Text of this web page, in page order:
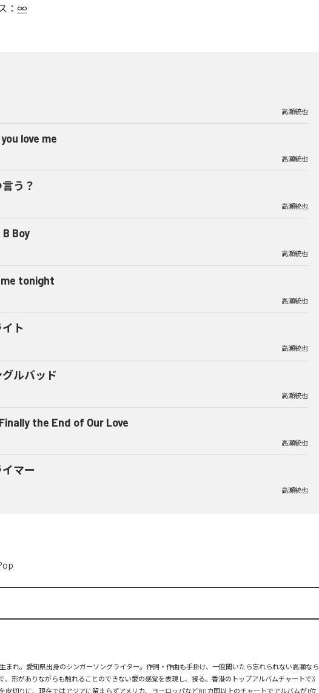
： ∞
高瀬統也
love me
高瀬統也
う？
高瀬統也
B Boy
高瀬統也
me tonight
高瀬統也
ト
高瀬統也
グルバッド
高瀬統也
the End of Our Love
高瀬統也
マー
高瀬統也
まれ。愛知県出身のシンガーソングライター。作詞・作曲も手掛け、一度聞いたら忘れられない高瀬なら
、形がありながらも触れることのできない愛の感覚を表現し、操る。香港のトップアルバムチャートで3
皮切りに、現在ではアジアに留まらずアメリカ、ヨーロッパなど80カ国以上のチャートでアルバムが1位